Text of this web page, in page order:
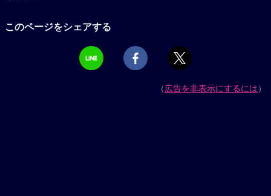
このページをシェアする
（広告を非表示にするには）